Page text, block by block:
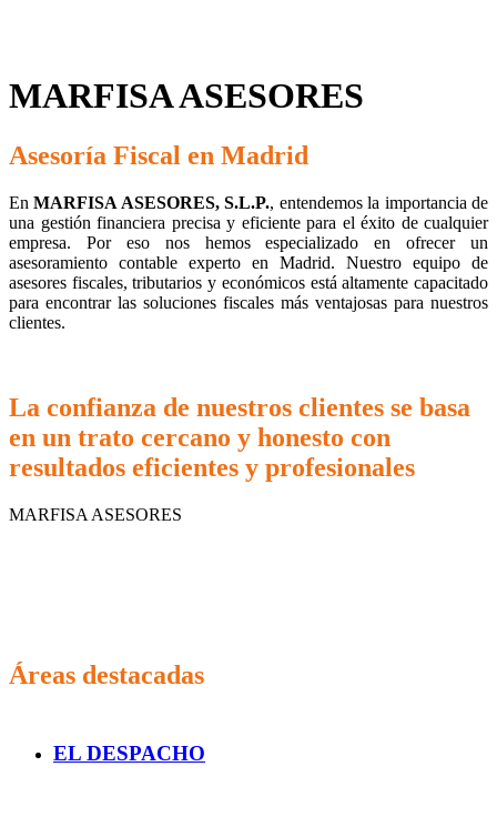
MARFISA ASESORES
Asesoría Fiscal en Madrid
En MARFISA ASESORES, S.L.P., entendemos la importancia de
una gestión financiera precisa y eficiente para el éxito de cualquier
empresa. Por eso nos hemos especializado en ofrecer un
asesoramiento contable experto en Madrid. Nuestro equipo de
asesores fiscales, tributarios y económicos está altamente capacitado
para encontrar las soluciones fiscales más ventajosas para nuestros
clientes.
La confianza de nuestros clientes se basa
en un trato cercano y honesto con
resultados eficientes y profesionales
MARFISA ASESORES
Áreas destacadas
EL DESPACHO